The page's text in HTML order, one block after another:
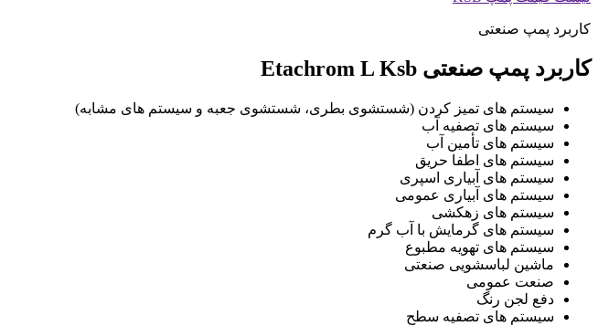
کاربرد پمپ صنعتی
کاربرد پمپ صنعتی Etachrom L Ksb
سیستم های تمیز کردن (شستشوی بطری، شستشوی جعبه و سیستم های مشابه)
سیستم های تصفیه آب
سیستم های تأمین آب
سیستم های اطفا حریق
سیستم های آبیاری اسپری
سیستم های آبیاری عمومی
سیستم های زهکشی
سیستم های گرمایش با آب گرم
سیستم های تهویه مطبوع
ماشین لباسشویی صنعتی
صنعت عمومی
دفع لجن رنگ
سیستم های تصفیه سطح